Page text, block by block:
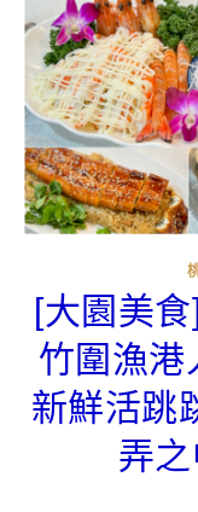
[大園美
竹圍漁港
新鮮活跳
弄